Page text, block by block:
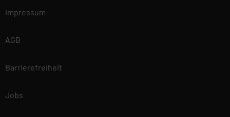
Impressum
AGB
Barrierefreiheit
Jobs